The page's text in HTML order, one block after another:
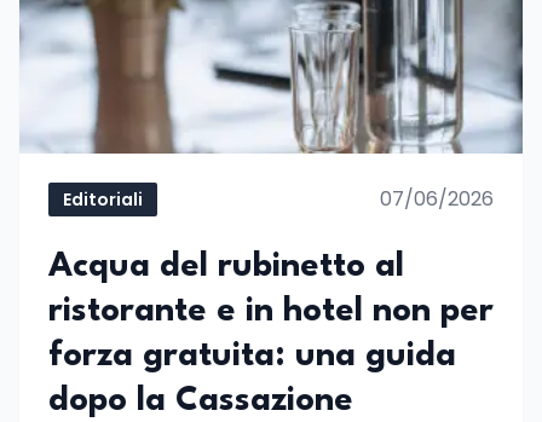
Editoriali 07/06/2026
Acqua del rubinetto al
ristorante e in hotel non per
forza gratuita: una guida
dopo la Cassazione